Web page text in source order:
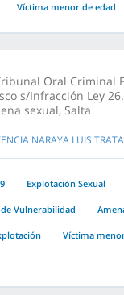
Víctima menor de edad
Oral Criminal
s/Infracción Ley
sexual, Salta
NARAYA LUIS
Explotación Sexual
Vulnerabilidad
Víctima